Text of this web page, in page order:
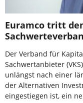
Euramco tritt
Der Verband für
Sachwertanbieter
unlängst nach einer
der Alternativen
eingestiegen ist, ein